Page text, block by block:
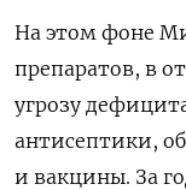
На этом фоне
препаратов, в
угрозу
антисептики,
и вакцины. За